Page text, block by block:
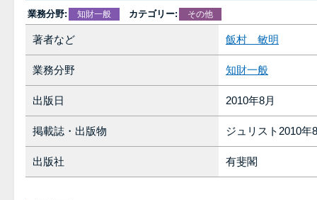
業務分野: 知財一般 カテゴリー: その他
著者など 飯村 敏明
業務分野 知財一般
出版日 2010年8月
掲載誌・出版物 ジュリスト2010年
出版社 有斐閣